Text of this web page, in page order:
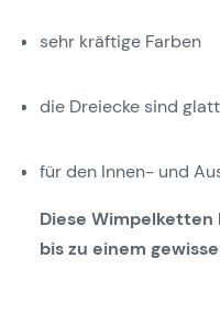
sehr kräftige Farben
die Dreiecke sind
für den Innen- und
Diese Wimpelketten
bis zu einem